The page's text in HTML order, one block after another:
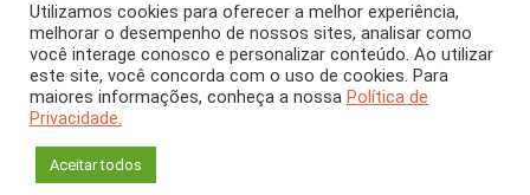
Copyright 2026 INSTITUTO CIÊNCIA HOJE. Todos os direitos
reservados.
Os artigos publicados na revista refletem exclusivamente a
É proibida a reprodução, integral ou parcial, do conteúdo (imagens
Utilizamos cookies para oferecer a melhor experiência,
melhorar o desempenho de nossos sites, analisar como
você interage conosco e personalizar conteúdo. Ao utilizar
este site, você concorda com o uso de cookies. Para
maiores informações, conheça a nossa Política de
Privacidade.
Aceitar todos